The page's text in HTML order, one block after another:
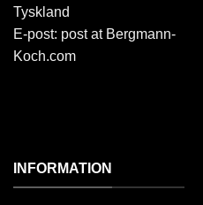
Tyskland
E-post: post at Bergmann-
Koch.com
INFORMATION